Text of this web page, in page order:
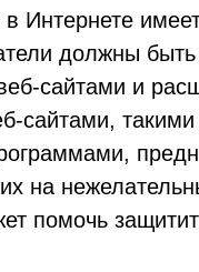
Интернете
должны
сайтами и
сайтами,
на
помочь